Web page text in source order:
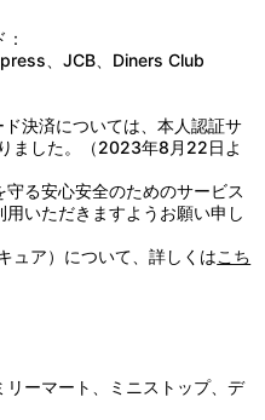
定）
ュアルアーティスト天神英貴
デザイン「まじろ」描き下ろ
)
は、電力も酸素もじきに供給
爆発に巻き込まれて二人きり
は、問題が起きたブロックの
」
・ネーリッヒ・ウィンダミア
史において、古より伝わる
年ぶりの出来事。制風圏を
した今、ハインツは一体何を想
督：河森正治／監督：安田賢
クター原案：実田千聖
ン・総作画監督：まじろ、進
／世界観デザイン：ロマン・
／メカニックデザイン：ブリ
ム・ヴィンセント／デザイン
アルアーティスト：天神英貴
池田繁美（アトリエ・ムサ）、
影監督：岩崎 敦（T2studio）
ーパーバイザー：加島裕幸
ョンディレクター：崎山敦嗣
ーモデリング：池田幸雄、坂
／特殊効果：飯田彩佳／編
鈴木さえ子、TOMISIRO、窪
／音響監督：三間雅文／音響
ン制作：サテライト／製作：
作委員会 他
チャック・マスタング：川田
運昇／ロイド・ブレーム：石
ア：木村良平／ボーグ・コン
ース：遠藤大智／カシム・エ
シラ、ザオ・ユッシラ：峰岸
ミア：寺崎裕香、メロディー
、JCB、Diners Club
決済については、本人認証サ
ました。（2023年8月22日よ
る安心安全のためのサービス
いただきますようお願い申し
ュア）について、詳しくはこち
ーマート、ミニストップ、デ